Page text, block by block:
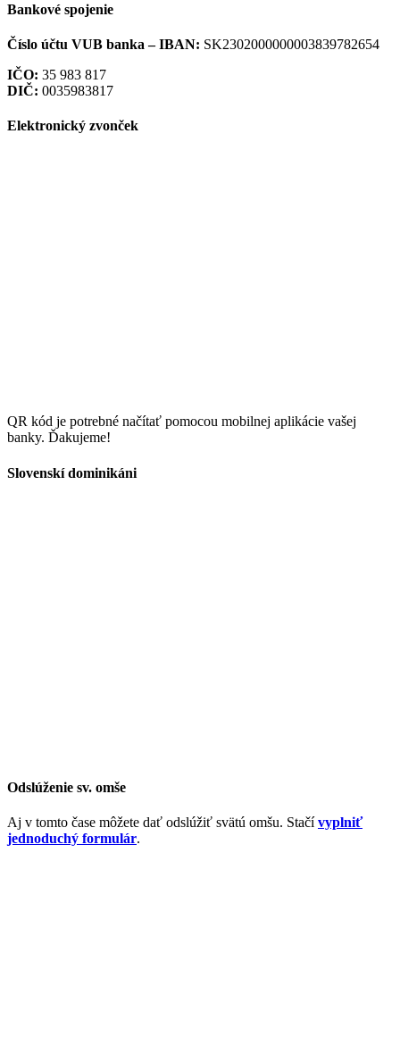
Bankové spojenie
Číslo účtu VUB banka –IBAN: SK2302000000003839782654
IČO: 35 983 817
DIČ: 0035983817
Elektronický zvonček
QR kód je potrebné načítať pomocou mobilnej aplikácie vašej
banky. Ďakujeme!
Slovenskí dominikáni
Odslúženie sv. omše
Aj v tomto čase môžete dať odslúžiť svätú omšu. Stačívyplniť
jednoduchý formulár.